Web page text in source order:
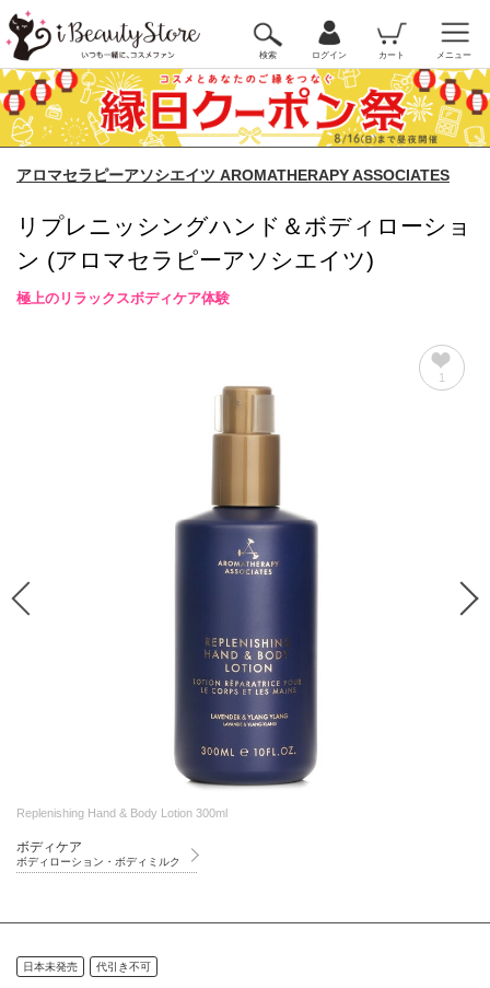
検索 ログイン カート メニュー
アロマセラピーアソシエイツ AROMATHERAPY ASSOCIATES
リプレニッシングハンド＆ボディローショ
ン (アロマセラピーアソシエイツ)
極上のリラックスボディケア体験
1
Replenishing Hand & Body Lotion 300ml
ボディケア
ボディローション・ボディミルク
日本未発売 代引き不可